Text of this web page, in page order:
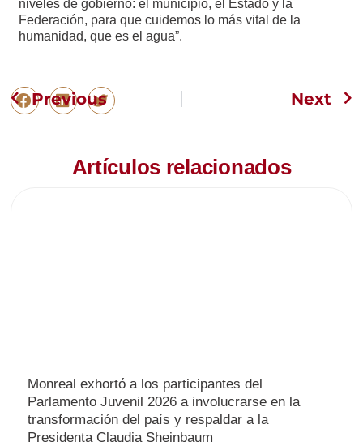
niveles de gobierno: el municipio, el Estado y la
Federación, para que cuidemos lo más vital de la
humanidad, que es el agua”.
Previous Next
Artículos relacionados
Monreal exhortó a los participantes del
Parlamento Juvenil 2026 a involucrarse en la
transformación del país y respaldar a la
Presidenta Claudia Sheinbaum